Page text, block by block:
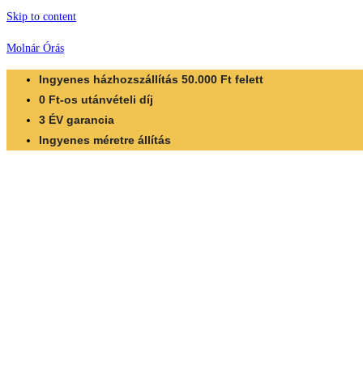
Skip to content
Molnár Órás
Ingyenes házhozszállítás 50.000 Ft felett
0 Ft-os utánvételi díj
3 ÉV garancia
Ingyenes méretre állítás